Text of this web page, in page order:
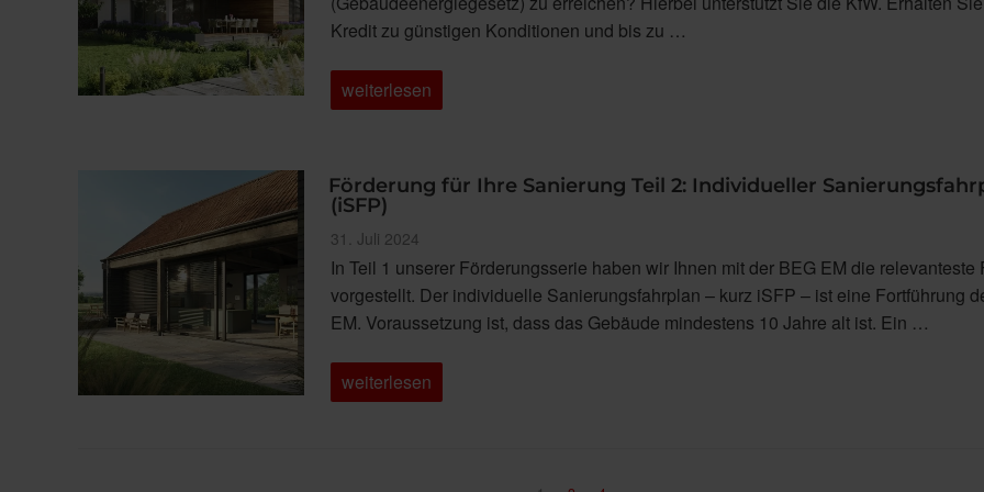
Kredit zu günstigen Konditionen und bis zu …
„Förderung
für
3:
KfW
Kredit“
weiterlesen
Förderung für Ihre Sanierung Teil 2: Individueller
(iSFP)
Veröffentlicht
am
31. Juli 2024
In Teil 1 unserer Förderungsserie haben wir Ihnen mit der BEG EM die relevanteste
vorgestellt. Der individuelle Sanierungsfahrplan – kurz iSFP – ist eine Fortführung
EM. Voraussetzung ist, dass das Gebäude mindestens 10 Jahre alt ist. Ein …
„Förderung
für
weiterlesen